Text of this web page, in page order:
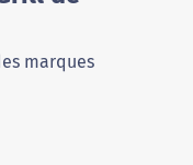
marques